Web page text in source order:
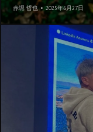
赤堀 哲也 • 2025年6月27日